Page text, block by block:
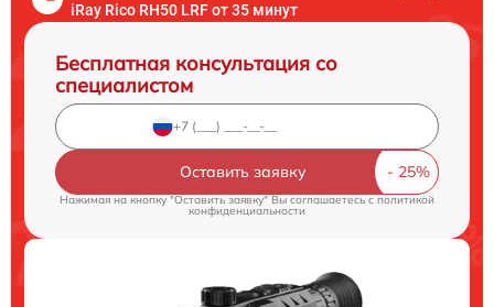
iRay Rico RH50 LRF от 35 минут
Бесплатная консультация со
специалистом
Оставить заявку
Нажимая на кнопку "Оставить заявку" Вы соглашаетесь cполитикой
конфиденциальности